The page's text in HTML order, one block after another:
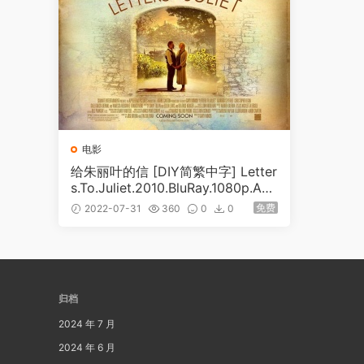
电影
给朱丽叶的信 [DIY简繁中字] Letter
s.To.Juliet.2010.BluRay.1080p.AV
C.DTS-HD.MA5.1 [BDMV 32.39G
2022-07-31 360 0 0 免费
归档
2024 年 7 月
2024 年 6 月